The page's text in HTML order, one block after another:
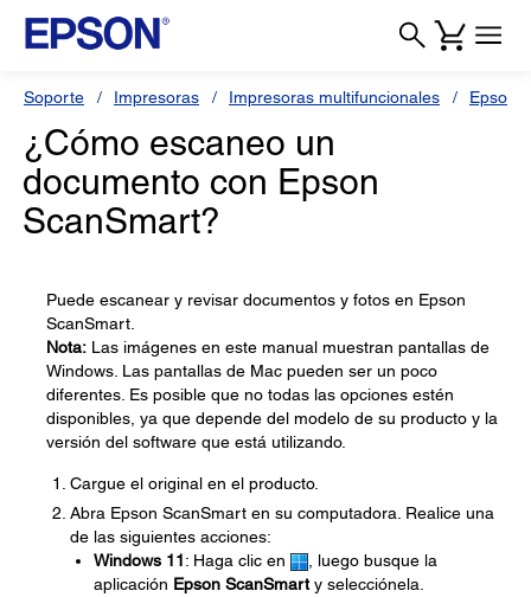
Soporte Impresoras Impresoras multifuncionales Epson L
¿Cómo escaneo un
documento con Epson
ScanSmart?
Puede escanear y revisar documentos y fotos en Epson
ScanSmart.
Nota: Las imágenes en este manual muestran pantallas de
Windows. Las pantallas de Mac pueden ser un poco
diferentes. Es posible que no todas las opciones estén
disponibles, ya que depende del modelo de su producto y la
versión del software que está utilizando.
Cargue el original en el producto.
Abra Epson ScanSmart en su computadora. Realice una
de las siguientes acciones:
Windows 11: Haga clic en
, luego busque la
aplicación Epson ScanSmarty selecciónela.